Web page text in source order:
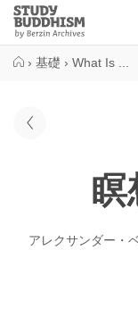
Close
Study
Buddhism
› 基礎 › What Is ...
瞑
アレクサンダー・